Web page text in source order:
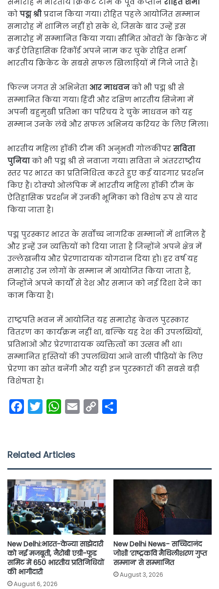
कोपद्म श्रीप्रदान किया गया। रोहित पहले आयोजित सम्मान
समारोह में शामिल नहीं हो सके थे, जिसके बाद उन्हें इस
समारोह में सम्मानित किया गया। सीमित ओवरों के क्रिकेट में
कई ऐतिहासिक रिकॉर्ड अपने नाम कर चुके रोहित शर्मा
भारतीय क्रिकेट के सबसे सफल खिलाड़ियों में गिने जाते हैं।
फिल्म जगत से अभिनेता आर माधवनको भी पद्म श्री से
सम्मानित किया गया। हिंदी और दक्षिण भारतीय सिनेमा में
अपनी बहुमुखी प्रतिभा का परिचय दे चुके माधवन को यह
सम्मान उनके लंबे और सफल अभिनय करियर के लिए मिला।
भारतीय महिला हॉकी टीम की अनुभवी गोलकीपरसविता
पुनियाको भी पद्म श्री से नवाजा गया। सविता ने अंतरराष्ट्रीय
स्तर पर भारत का प्रतिनिधित्व करते हुए कई यादगार प्रदर्शन
किए हैं। टोक्यो ओलंपिक में भारतीय महिला हॉकी टीम के
ऐतिहासिक प्रदर्शन में उनकी भूमिका को विशेष रूप से याद
किया जाता है।
पद्म पुरस्कार भारत के सर्वोच्च नागरिक सम्मानों में शामिल हैं
और इन्हें उन व्यक्तियों को दिया जाता है जिन्होंने अपने क्षेत्र में
उल्लेखनीय और प्रेरणादायक योगदान दिया हो। हर वर्ष यह
समारोह उन लोगों के सम्मान में आयोजित किया जाता है,
जिन्होंने अपने कार्यों से देश और समाज को नई दिशा देने का
काम किया है।
राष्ट्रपति भवन में आयोजित यह समारोह केवल पुरस्कार
वितरण का कार्यक्रम नहीं था, बल्कि यह देश की उपलब्धियों,
प्रतिभाओं और प्रेरणादायक व्यक्तित्वों का उत्सव भी था।
सम्मानित हस्तियों की उपलब्धियां आने वाली पीढ़ियों के लिए
प्रेरणा का स्रोत बनेंगी और यही इन पुरस्कारों की सबसे बड़ी
विशेषता है।
e
o
o
k
t
e
r
W
t
A
p
p
i
n
k
Related Articles
New Delhi:भारत-केन्या साझेदारी
को नई मजबूती, नैरोबी एग्री-फूड
समिट में 650 भारतीय प्रतिनिधियों
की भागीदारी
August 6, 2026
New Delhi News- सच्चिदानंद
जोशी ‘राष्ट्रकवि मैथिलीशरण गुप्त
सम्मान’ से सम्मानित
August 3, 2026